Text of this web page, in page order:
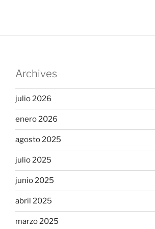
Archives
julio 2026
enero 2026
agosto 2025
julio 2025
junio 2025
abril 2025
marzo 2025